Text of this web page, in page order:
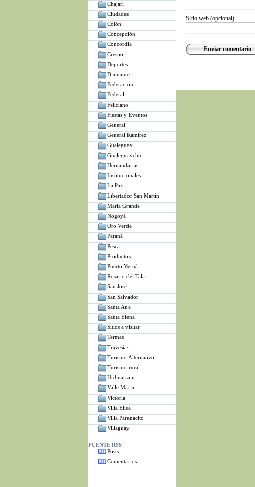
Chajarí
Ciudades
Colón
Concepción
Concordia
Crespo
Deportes
Diamante
Federación
Federal
Feliciano
Fiestas y Eventos
General
General Ramírez
Gualeguay
Gualeguaychú
Hernandarias
Institucionales
La Paz
Libertador San Martín
Maria Grande
Nogoyá
Oro Verde
Paraná
Pesca
Productos
Puerto Yeruá
Rosario del Tala
San José
San Salvador
Santa Ana
Santa Elena
Sitios a visitar
Termas
Travesías
Turismo Alternativo
Turismo rural
Urdinarrain
Valle Maria
Victoria
Villa Elisa
Villa Paranacito
Villaguay
FUENTE RSS
Posts
Comentarios
Sitio web (opcional)